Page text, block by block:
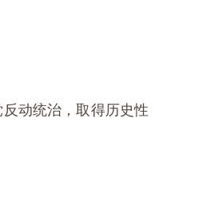
动统治，取得历史性